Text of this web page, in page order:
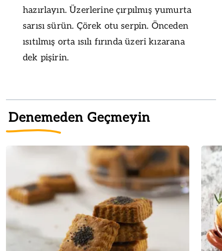
hazırlayın. Üzerlerine çırpılmış yumurta
sarısı sürün. Çörek otu serpin. Önceden
ısıtılmış orta ısılı fırında üzeri kızarana
dek pişirin.
Denemeden Geçmeyin